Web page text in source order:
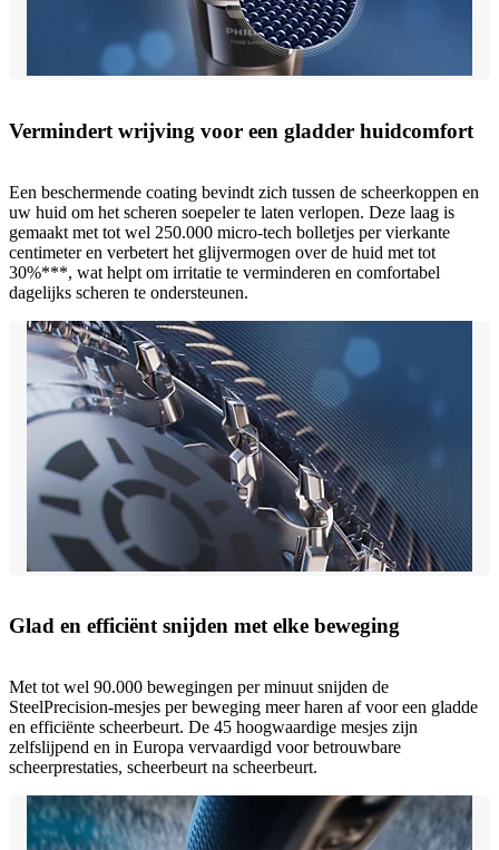
Vermindert wrijving voor een gladder huidcomfort
Een beschermende coating bevindt zich tussen de scheerkoppen en
uw huid om het scheren soepeler te laten verlopen. Deze laag is
gemaakt met tot wel 250.000 micro-tech bolletjes per vierkante
centimeter en verbetert het glijvermogen over de huid met tot
30%***, wat helpt om irritatie te verminderen en comfortabel
dagelijks scheren te ondersteunen.
Glad en efficiënt snijden met elke beweging
Met tot wel 90.000 bewegingen per minuut snijden de
SteelPrecision-mesjes per beweging meer haren af voor een gladde
en efficiënte scheerbeurt. De 45 hoogwaardige mesjes zijn
zelfslijpend en in Europa vervaardigd voor betrouwbare
scheerprestaties, scheerbeurt na scheerbeurt.